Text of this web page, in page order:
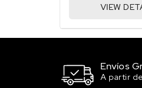
VIEW
Envíos
A partir